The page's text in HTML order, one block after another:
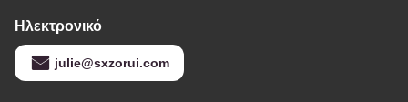
Ηλεκτρονικό
julie@sxzorui.com